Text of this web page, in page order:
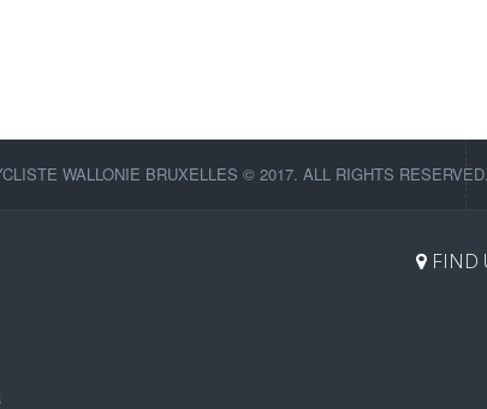
WALLONIE BRUXELLES © 2017. ALL RIGHTS RESERVED.
FIND